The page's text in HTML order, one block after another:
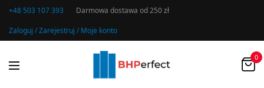
+48 503 107 393 Darmowa dostawa od 250 zł
Zaloguj / Zarejestruj / Moje konto
0